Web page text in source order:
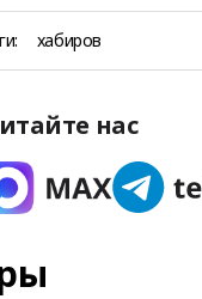
хабиров
нас